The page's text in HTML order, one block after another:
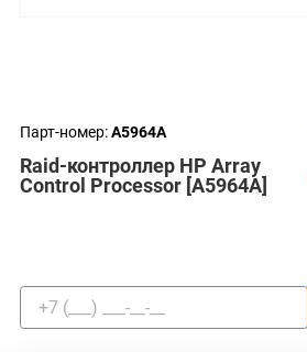
Парт-номер:A5964A
Raid-контроллер HP Array
Control Processor [A5964A]